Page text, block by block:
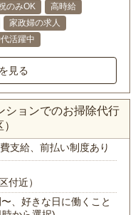
のみOK
高時給
家政婦の求人
活躍中
見る
ションでのお掃除代行
費支給、前払い制度あり
付近）
、好きな日に働くこと